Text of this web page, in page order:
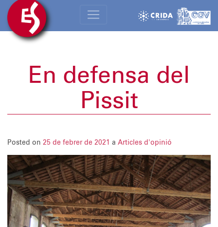
En defensa del
Pissit
Posted on 25 de febrer de 2021 a Articles d'opinió